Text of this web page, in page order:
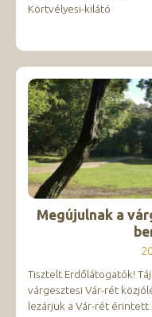
Körtvélyesi-kilátó
Megújulnak a
Tisztelt Erdőlátogatók!
várgesztesi Vár-rét
lezárjuk a Vár-rét érintett